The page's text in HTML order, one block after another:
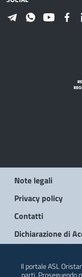
Note legali
Privacy policy
Contatti
Dichiarazione di
Il portale ASL